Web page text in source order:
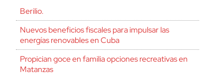
Berilio.
Nuevos beneficios fiscales para impulsar las
energías renovables en Cuba
Propician goce en familia opciones recreativas en
Matanzas